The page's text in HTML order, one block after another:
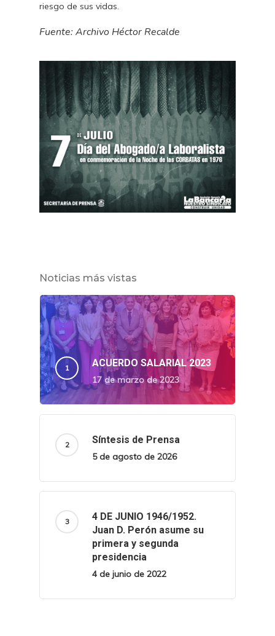
riesgo de sus vidas.
Fuente: Archivo Héctor Recalde
Noticias más vistas
ACUERDO SALARIAL 2023
17 de marzo de 2023
Síntesis de Prensa
5 de agosto de 2026
4 DE JUNIO 1946/1952.
Juan D. Perón asume su
primera y segunda
presidencia
4 de junio de 2022